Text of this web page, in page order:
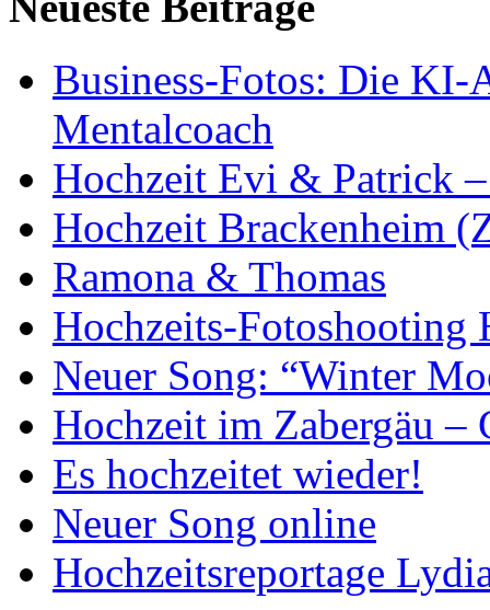
Business-Fotos: Die KI-
Mentalcoach
Hochzeit Evi & Patrick
Hochzeit Brackenheim
Ramona & Thomas
Hochzeits-Fotoshooting
Neuer Song: “Winter
Hochzeit im Zabergäu –
Es hochzeitet wieder!
Neuer Song online
Hochzeitsreportage